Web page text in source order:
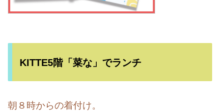
KITTE5階「菜な」でランチ
朝８時からの着付け。